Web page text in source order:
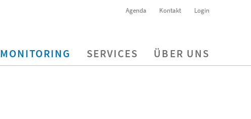
Agenda Kontakt Login
MONITORING SERVICES ÜBER UNS